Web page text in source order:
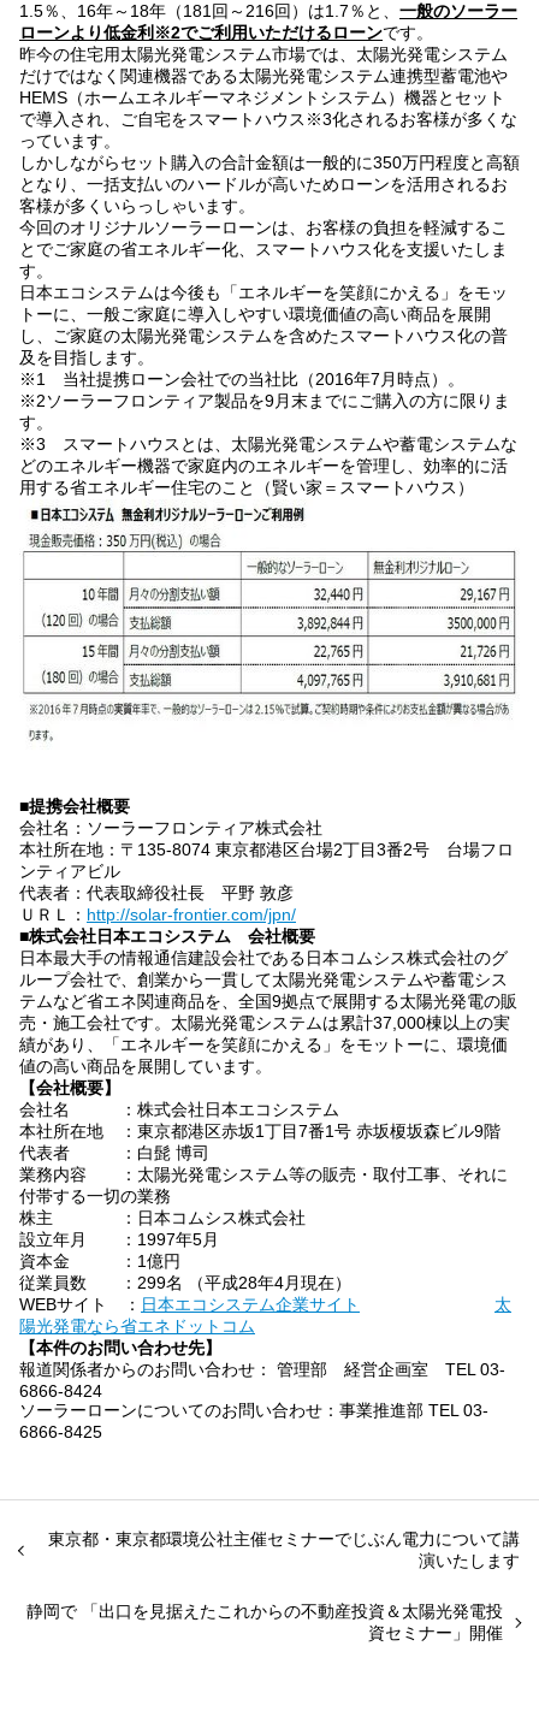
1.5％、16年～18年（181回～216回）は1.7％と、 一般のソーラー
ローンより低金利 ※2でご利用いただけるローンです。
昨今の住宅用太陽光発電システム市場では、太陽光発電システム
だけではなく関連機器である太陽光発電システム連携型蓄電池や
HEMS（ホームエネルギーマネジメントシステム）機器とセット
で導入され、ご自宅をスマートハウス ※3化されるお客様が多くな
っています。
しかしながらセット購入の合計金額は一般的に350万円程度と高額
となり、一括支払いのハードルが高いためローンを活用されるお
客様が多くいらっしゃいます。
今回のオリジナルソーラーローンは、お客様の負担を軽減するこ
とでご家庭の省エネルギー化、スマートハウス化を支援いたしま
す。
日本エコシステムは今後も「エネルギーを笑顔にかえる」をモッ
トーに、一般ご家庭に導入しやすい環境価値の高い商品を展開
し、ご家庭の太陽光発電システムを含めたスマートハウス化の普
及を目指します。
※1 当社提携ローン会社での当社比（2016年7月時点）。
※2ソーラーフロンティア製品を9月末までにご購入の方に限りま
す。
※3 スマートハウスとは、太陽光発電システムや蓄電システムな
どのエネルギー機器で家庭内のエネルギーを管理し、効率的に活
用する省エネルギー住宅のこと（賢い家＝スマートハウス）
■提携会社概要
会社名：ソーラーフロンティア株式会社
本社所在地：〒135-8074 東京都港区台場2丁目3番2号 台場フロ
ンティアビル
代表者：代表取締役社長 平野 敦彦
ＵＲＬ： http://solar-frontier.com/jpn/
■株式会社日本エコシステム 会社概要
日本最大手の情報通信建設会社である日本コムシス株式会社のグ
ループ会社で、創業から一貫して太陽光発電システムや蓄電シス
テムなど省エネ関連商品を、全国9拠点で展開する太陽光発電の販
売・施工会社です。太陽光発電システムは累計37,000棟以上の実
績があり、「エネルギーを笑顔にかえる」をモットーに、環境価
値の高い商品を展開しています。
【会社概要】
会社名 ：株式会社日本エコシステム
本社所在地 ：東京都港区赤坂1丁目7番1号 赤坂榎坂森ビル9階
代表者 ：白髭 博司
業務内容 ：太陽光発電システム等の販売・取付工事、それに
付帯する一切の業務
株主 ：日本コムシス株式会社
設立年月 ：1997年5月
資本金 ：1億円
従業員数 ：299名 （平成28年4月現在）
WEBサイト ： 日本エコシステム企業サイト
太
陽光発電なら省エネドットコム
【本件のお問い合わせ先】
報道関係者からのお問い合わせ： 管理部 経営企画室 TEL 03-
6866-8424
ソーラーローンについてのお問い合わせ：事業推進部 TEL 03-
6866-8425
静岡で 「出口を見据えたこれからの不動産投資＆太陽光発電投
資セミナー」開催
東京都・東京都環境公社主催セミナーでじぶん電力について講
演いたします